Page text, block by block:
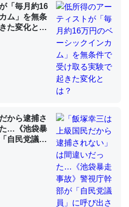
ウミグモ）はカルシウムを使わ
が、酵素が違うのか？
学の大問題＝「昆虫はなぜ海にいな
腹足類だと殻を無くしてナメク
。
学の大問題＝「昆虫はなぜ海にいな
「毎月約16
ム」を無条
た変化と
から逮捕さ
…《池袋暴
自民党議
捕を見送っ